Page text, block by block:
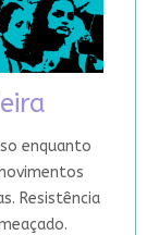
enquanto
Resistência